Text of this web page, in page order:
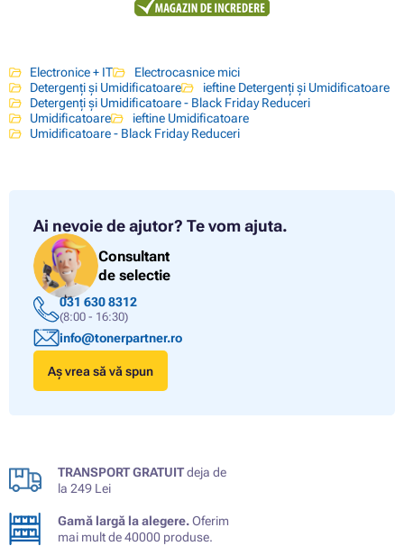
Electronice + IT
Electrocasnice mici
Detergenți și Umidificatoare
ieftine Detergenți și Umidificatoare
Detergenți și Umidificatoare - Black Friday Reduceri
Umidificatoare
ieftine Umidificatoare
Umidificatoare - Black Friday Reduceri
Ai nevoie de ajutor? Te vom ajuta.
Consultant
de selectie
031 630 8312
(8:00 - 16:30)
info@tonerpartner.ro
Aș vrea să vă spun
TRANSPORT GRATUITdeja de
la 249 Lei
Gamă largă la alegere.Oferim
mai mult de 40000 produse.